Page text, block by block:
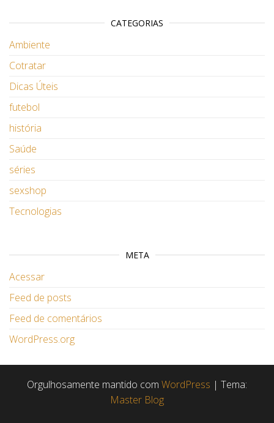
CATEGORIAS
Ambiente
Cotratar
Dicas Úteis
futebol
história
Saúde
séries
sexshop
Tecnologias
META
Acessar
Feed de posts
Feed de comentários
WordPress.org
Orgulhosamente mantido com WordPress | Tema:
Master Blog